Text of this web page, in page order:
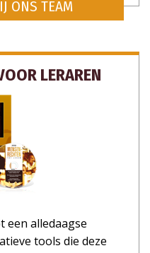
ONS TEAM
LERAREN
een alledaagse
tools die deze